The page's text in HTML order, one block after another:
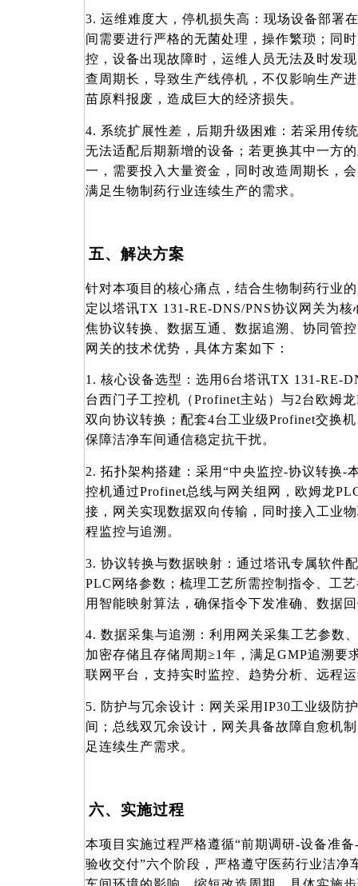
3. 运维难度大，停机损失高：现场设备部署
间需要进行严格的无菌处理，操作繁琐；同
控，设备出现故障时，运维人员无法及时发
查周期长，导致生产线停机，不仅影响生产
苗原料报废，造成巨大的经济损失。
4. 系统扩展性差，后期升级困难：若采用传
无法适配后期新增的设备；若更换其中一方
一，需要投入大量资金，同时改造周期长，
满足生物制药行业连续生产的需求。
五、解决方案
针对本项目的核心痛点，结合生物制药行业
定以塔讯TX 131-RE-DNS/PNS协议网关为
焦协议转换、数据互通、数据追溯、协同管
网关的技术优势，具体方案如下：
1. 核心设备选型：选用6台塔讯TX 131-RE-
台西门子工控机（Profinet主站）与2台欧姆
双向协议转换；配套4台工业级Profinet交换
保障洁净车间通信稳定抗干扰。
2. 拓扑架构搭建：采用“中央监控-协议转换-
控机通过Profinet总线与网关组网，欧姆龙
接，网关实现数据双向传输，同时接入工业
程监控与追溯。
3. 协议转换与数据映射：通过塔讯专属软件
PLC网络参数；梳理工艺所需控制指令、工
用智能映射算法，确保指令下发准确、数据
4. 数据采集与追溯：利用网关采集工艺参数
加密存储且存储周期≥1年，满足GMP追溯要
联网平台，支持实时监控、趋势分析、远程
5. 防护与冗余设计：网关采用IP30工业级防
间；总线双冗余设计，网关具备故障自愈机
足连续生产需求。
六、实施过程
本项目实施过程严格遵循“前期调研-设备准
验收交付”六个阶段，严格遵守医药行业洁净